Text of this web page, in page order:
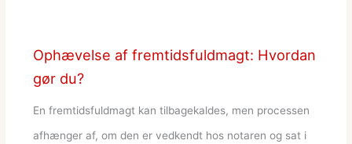
Ophævelse af fremtidsfuldmagt: Hvordan
gør du?
En fremtidsfuldmagt kan tilbagekaldes, men processen
afhænger af, om den er vedkendt hos notaren og sat i